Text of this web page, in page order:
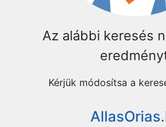
Az alábbi keresés
Kérjük módosítsa a